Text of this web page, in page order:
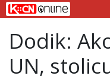
Dodik:
UN,